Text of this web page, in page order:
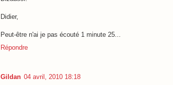
Didier,
Peut-être n'ai je pas écouté 1 minute 25...
Répondre
Gildan 04 avril, 2010 18:18